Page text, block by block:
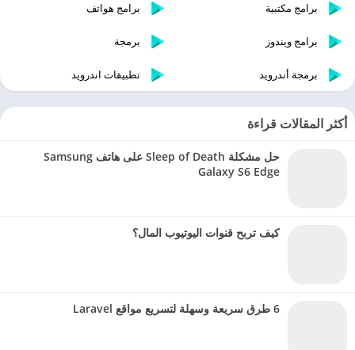
برامج مكتبية برامج هواتف
برامج ويندوز برمجة
برمجة أندرويد تطبيقات اندرويد
أكثر المقالات قراءة
حل مشكلة Sleep of Death على هاتف Samsung
Galaxy S6 Edge
كيف تربح قنوات اليوتيوب المال؟
6 طرق سريعة وسهلة لتسريع مواقع Laravel